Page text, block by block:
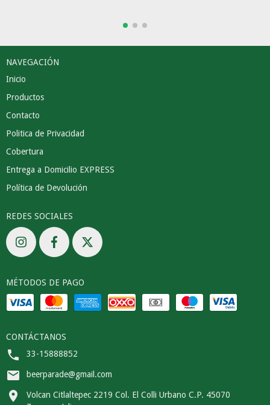
NAVEGACIÓN
Inicio
Productos
Contacto
Politica de Privacidad
Cobertura
Entrega a Domicilio EXPRESS
Política de Devolución
REDES SOCIALES
MÉTODOS DE PAGO
CONTÁCTANOS
33-15888852
beerparade@gmail.com
Volcan Citlaltepec 2219 Col. El Colli Urbano C.P. 45070